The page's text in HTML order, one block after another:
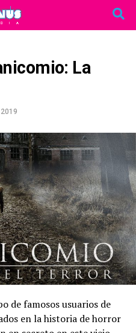
La
de famosos usuarios de
​​en la historia de horror